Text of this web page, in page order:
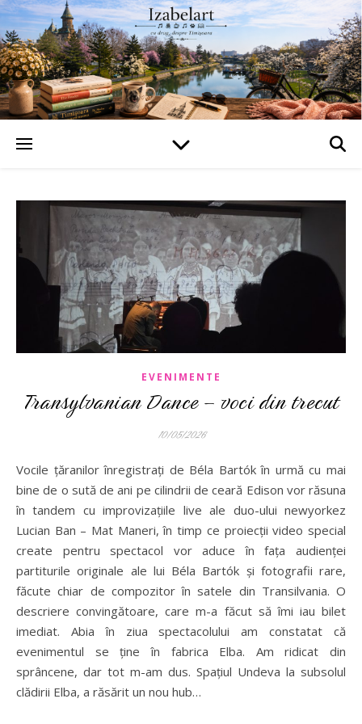
EVENIMENTE
Transylvanian Dance – voci din trecut
10/05/2026
Vocile țăranilor înregistrați de Béla Bartók în urmă cu mai
bine de o sută de ani pe cilindrii de ceară Edison vor răsuna
în tandem cu improvizațiile live ale duo-ului newyorkez
Lucian Ban – Mat Maneri, în timp ce proiecții video special
create pentru spectacol vor aduce în fața audienței
partiturile originale ale lui Béla Bartók și fotografii rare,
făcute chiar de compozitor în satele din Transilvania. O
descriere convingătoare, care m-a făcut să îmi iau bilet
imediat. Abia în ziua spectacolului am constatat că
evenimentul se ține în fabrica Elba. Am ridicat din
sprâncene, dar tot m-am dus. Spațiul Undeva la subsolul
clădirii Elba, a răsărit un nou hub…